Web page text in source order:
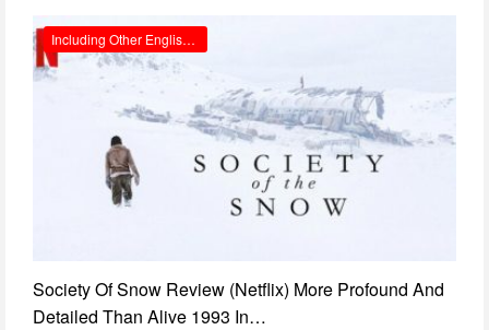
Including Other English Reviews
Society Of Snow Review (Netflix) More Profound And
Detailed Than Alive 1993 In…